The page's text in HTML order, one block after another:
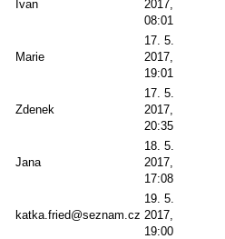
Ivan
2017,
08:01
Marie
17. 5.
2017,
19:01
Zdenek
17. 5.
2017,
20:35
Jana
18. 5.
2017,
17:08
katka.fried@seznam.cz
19. 5.
2017,
19:00